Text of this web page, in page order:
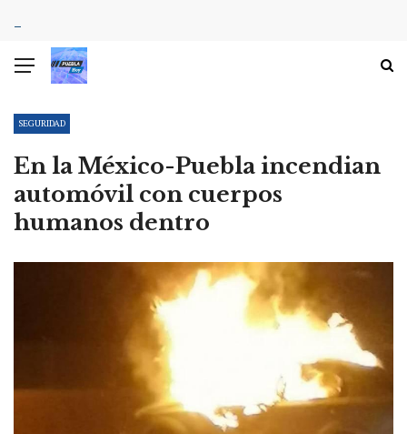
SEGURIDAD
En la México-Puebla incendian
automóvil con cuerpos
humanos dentro